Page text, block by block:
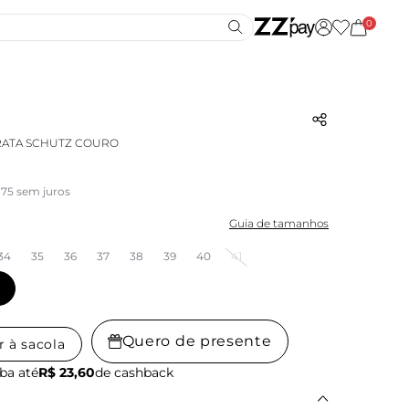
0
SCHUTZ COURO
sem juros
Guia de tamanhos
35 36 37 38 39 40 41
à sacola Quero de presente
atéR$ 23,60de cashback